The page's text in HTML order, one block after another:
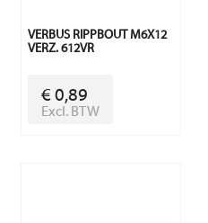
VERBUS RIPPBOUT M6X12
VERZ. 612VR
€ 0,89
Excl. BTW